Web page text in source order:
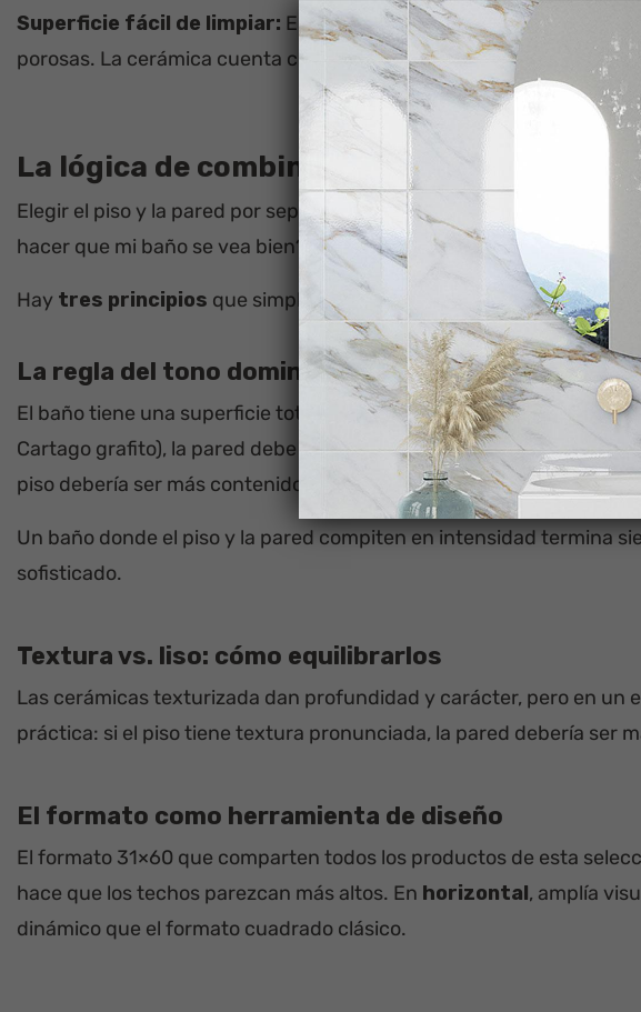
Superficie fácil de limpiar: El baño es el espacio que más se
porosas. La cerámica cuenta con una superficie esmaltada y lisa
La lógica de combinar piso y pared: cómo
Elegir el piso y la pared por separado es el error más común. La
hacer que mi baño se vea bien?”
Hay tres principios que simplifican esa decisión:
La regla del tono dominante
El baño tiene una superficie total = piso + paredes. Decide cuál de
Cartago grafito), la pared debe ser neutra y clara (como Ártica o
piso debería ser más contenido.
Un baño donde el piso y la pared compiten en intensidad termina
sofisticado.
Textura vs. liso: cómo equilibrarlos
Las cerámicas texturizada dan profundidad y carácter, pero en un
práctica: si el piso tiene textura pronunciada, la pared debería ser
El formato como herramienta de diseño
El formato 31×60 que comparten todos los productos de esta
hace que los techos parezcan más altos. En horizontal, amplía
dinámico que el formato cuadrado clásico.